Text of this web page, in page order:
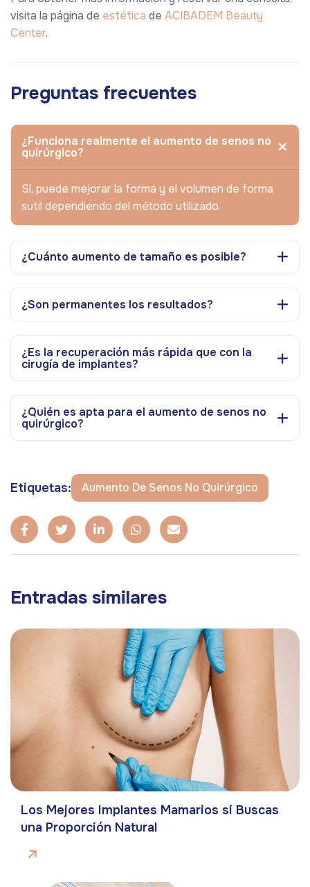
visita la página de estética de ACIBADEM Beauty
Center.
Preguntas frecuentes
¿Funciona realmente el aumento de senos no
quirúrgico?
Sí, puede mejorar la forma y el volumen de forma
sutil dependiendo del método utilizado.
¿Cuánto aumento de tamaño es posible?
¿Son permanentes los resultados?
¿Es la recuperación más rápida que con la
cirugía de implantes?
¿Quién es apta para el aumento de senos no
quirúrgico?
Etiquetas: Aumento De Senos No Quirúrgico
Entradas similares
Los Mejores Implantes Mamarios si Buscas
una Proporción Natural